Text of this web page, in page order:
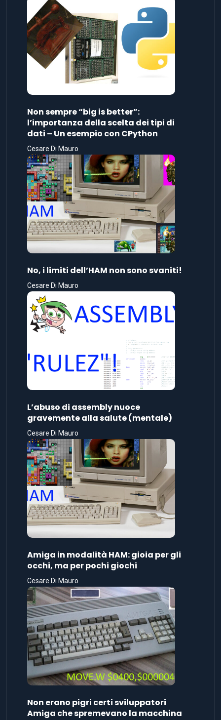
Non sempre “big is better”:
l’importanza della scelta dei tipi di
dati – Un esempio con CPython
Cesare Di Mauro
No, i limiti dell’HAM non sono svaniti!
Cesare Di Mauro
L’abuso di assembly nuoce
gravemente alla salute (mentale)
Cesare Di Mauro
Amiga in modalità HAM: gioia per gli
occhi, ma per pochi giochi
Cesare Di Mauro
Non erano pigri certi sviluppatori
Amiga che spremevano la macchina